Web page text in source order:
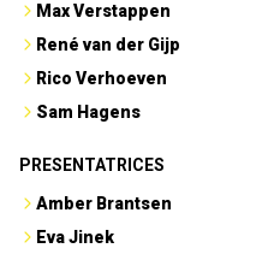
Max Verstappen
René van der Gijp
Rico Verhoeven
Sam Hagens
PRESENTATRICES
Amber Brantsen
Eva Jinek